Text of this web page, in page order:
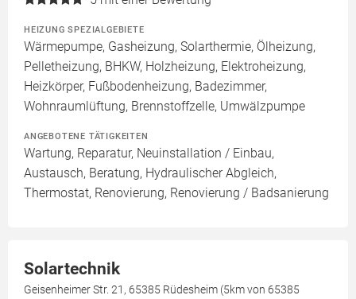
HEIZUNG SPEZIALGEBIETE
Wärmepumpe, Gasheizung, Solarthermie, Ölheizung,
Pelletheizung, BHKW, Holzheizung, Elektroheizung,
Heizkörper, Fußbodenheizung, Badezimmer,
Wohnraumlüftung, Brennstoffzelle, Umwälzpumpe
ANGEBOTENE TÄTIGKEITEN
Wartung, Reparatur, Neuinstallation / Einbau,
Austausch, Beratung, Hydraulischer Abgleich,
Thermostat, Renovierung, Renovierung / Badsanierung
Solartechnik
Geisenheimer Str. 21, 65385 Rüdesheim (5km von 65385